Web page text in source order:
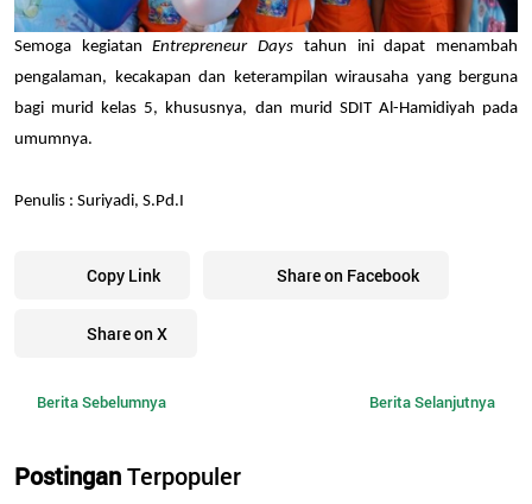
Semoga kegiatan Entrepreneur Days tahun ini dapat menambah
pengalaman, kecakapan dan keterampilan wirausaha yang berguna
bagi murid kelas 5, khususnya, dan murid SDIT Al-Hamidiyah pada
umumnya.
Penulis : Suriyadi, S.Pd.I
Copy Link Share on Facebook
Share on X
Berita Sebelumnya Berita Selanjutnya
PostinganTerpopuler